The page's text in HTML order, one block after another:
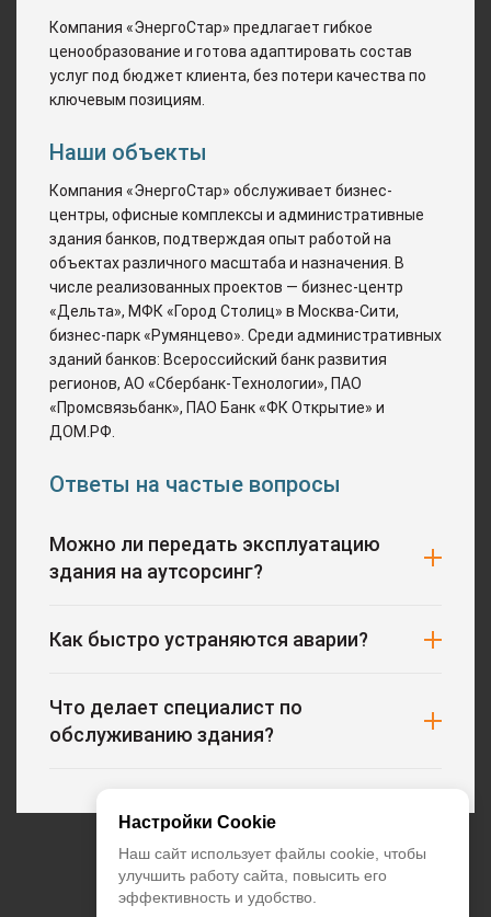
Компания «ЭнергоСтар» предлагает гибкое
ценообразование и готова адаптировать состав
услуг под бюджет клиента, без потери качества по
ключевым позициям.
Наши объекты
Компания «ЭнергоСтар» обслуживает бизнес-
центры, офисные комплексы и административные
здания банков, подтверждая опыт работой на
объектах различного масштаба и назначения. В
числе реализованных проектов — бизнес-центр
«Дельта», МФК «Город Столиц» в Москва-Сити,
бизнес-парк «Румянцево». Среди административных
зданий банков: Всероссийский банк развития
регионов, АО «Сбербанк-Технологии», ПАО
«Промсвязьбанк», ПАО Банк «ФК Открытие» и
ДОМ.РФ.
Ответы на частые вопросы
Можно ли передать эксплуатацию
здания на аутсорсинг?
Как быстро устраняются аварии?
Что делает специалист по
обслуживанию здания?
+7 (495) 374-55-85
zakaz@climatstar.ru
Настройки Cookie
Наш сайт использует файлы cookie, чтобы
улучшить работу сайта, повысить его
эффективность и удобство.